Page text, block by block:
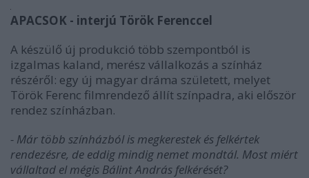
APACSOK - interjú Török Ferenccel
A készülő új produkció több szempontból is
izgalmas kaland, merész vállalkozás a színház
részéről: egy új magyar dráma született, melyet
Török Ferenc filmrendező állít színpadra, aki először
rendez színházban.
- Már több színházból is megkerestek és felkértek
rendezésre, de eddig mindig nemet mondtál. Most miért
vállaltad el mégis Bálint András felkérését?